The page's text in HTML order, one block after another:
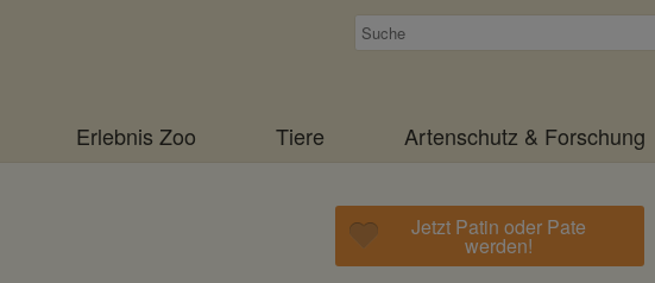
Suchen
Erlebnis Zoo Tiere Artenschutz & Forschung
Jetzt Patin oder Pate
werden!